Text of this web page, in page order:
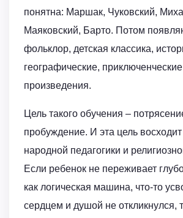
понятна: Маршак, Чуковский,
Маяковский, Барто. Потом
фольклор, детская классика,
географические, приключенческие
произведения.
Цель такого обучения –
пробуждение. И эта цель восходит
народной педагогики и
Если ребенок не переживает
как логическая машина, что-то
сердцем и душой не откликнулся,